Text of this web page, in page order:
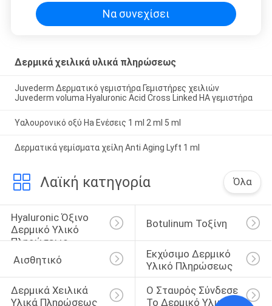
Να συνεχίσει
Δερμικά χειλικά υλικά πληρώσεως
Juvederm Δερματικό γεμιστήρα Γεμιστήρες χειλιών
Juvederm voluma Hyaluronic Acid Cross Linked HA γεμιστήρα
Υαλουρονικό οξύ Ha Ενέσεις 1 ml 2 ml 5 ml
Δερματικά γεμίσματα χείλη Anti Aging Lyft 1 ml
Λαϊκή κατηγορία Όλα
Hyaluronic Όξινο
Δερμικό Υλικό
Πληρώσεως
Botulinum Τοξίνη
Αισθητικό
Εκχύσιμο Δερμικό
Υλικό Πληρώσεως
Δερμικά Χειλικά
Υλικά Πληρώσεως
Ο Σταυρός Σύνδεσε
Το Δερμικό Υλικό